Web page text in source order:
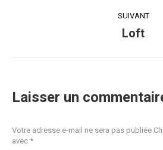
:
SUIVANT
Album
Loft
Laisser un
Votre adresse e-mail ne sera pas publiée
avec *